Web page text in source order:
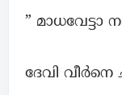
” മാധവേട്ടാ
ദേവി